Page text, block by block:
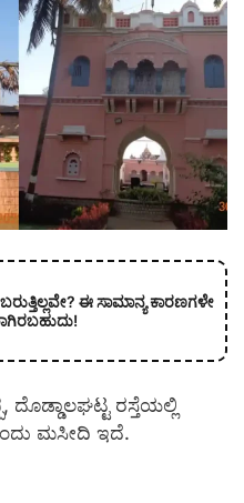
ಈ ಸಾಮಾನ್ಯ ಕಾರಣಗಳೇ
ರಸ್ತೆಯಲ್ಲಿ
ಮಸೀದಿ ಇದೆ.